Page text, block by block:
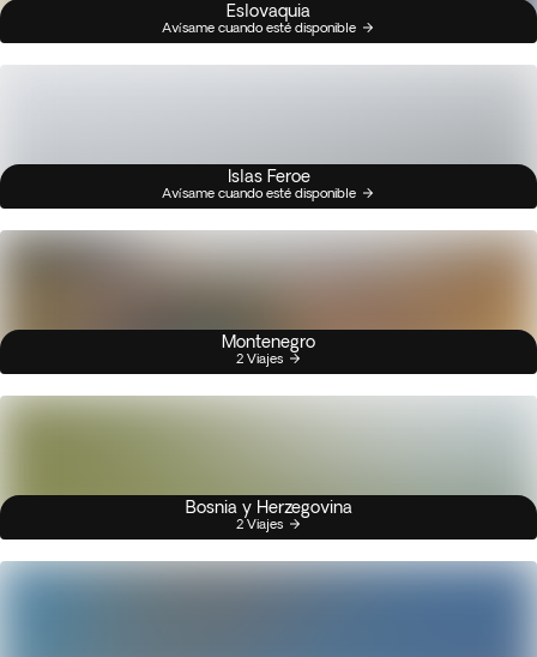
Eslovaquia
Avísame cuando esté disponible
Islas Feroe
Avísame cuando esté disponible
Montenegro
2 Viajes
Bosnia y Herzegovina
2 Viajes